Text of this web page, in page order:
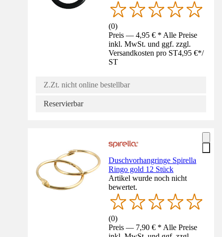
(0)
Preis — 4,95 € * Alle Preise
inkl. MwSt. und ggf. zzgl.
Versandkosten pro ST4,95 €*/
ST
Z.Zt. nicht online bestellbar
Reservierbar
Duschvorhangringe Spirella
Ringo gold 12 Stück
Artikel wurde noch nicht
bewertet.
(0)
Preis — 7,90 € * Alle Preise